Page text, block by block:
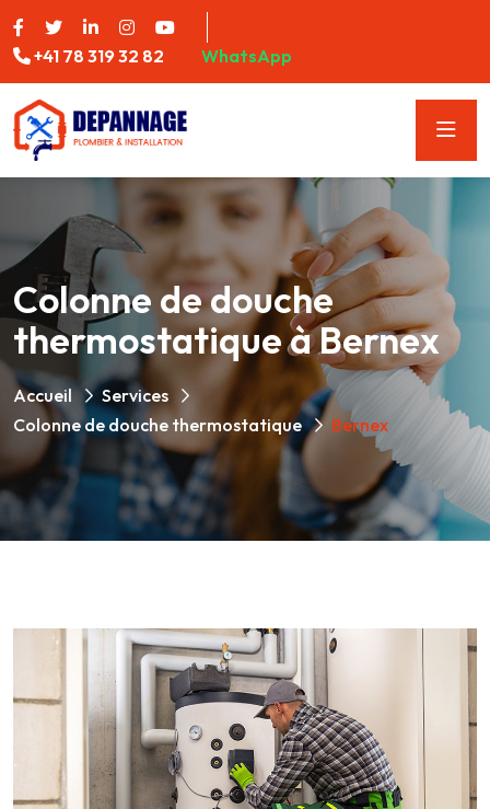
+41 78 319 32 82 WhatsApp
Colonne de douche
thermostatique à Bernex
Accueil
Services
Colonne de douche thermostatique
Bernex